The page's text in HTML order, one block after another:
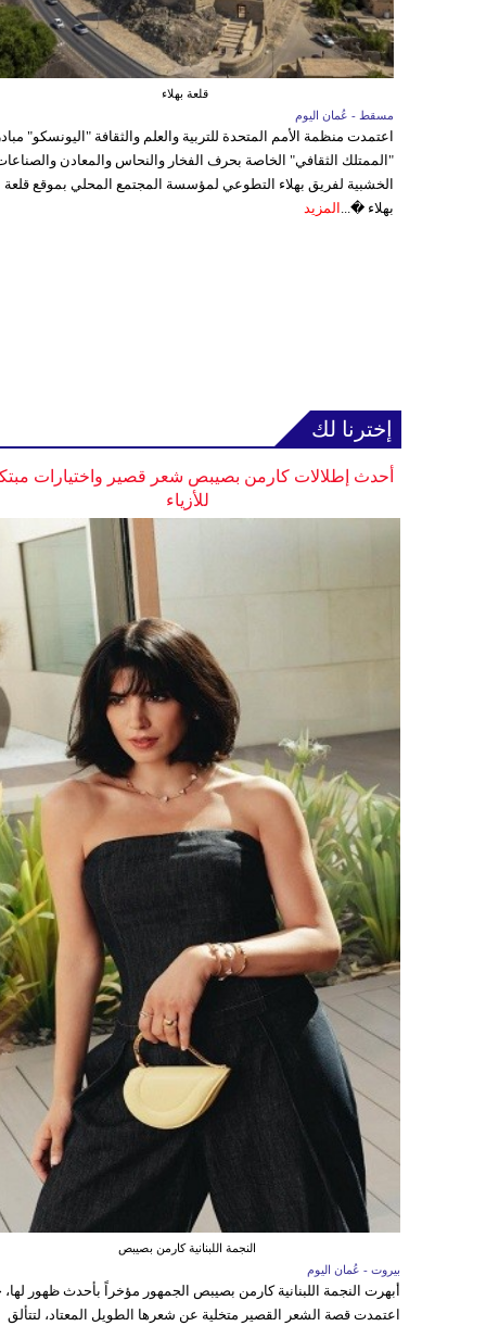
قلعة بهلاء
مسقط - عُمان اليوم
اعتمدت منظمة الأمم المتحدة للتربية والعلم والثقافة "اليونسكو"
"الممتلك الثقافي" الخاصة بحرف الفخار والنحاس والمعادن
الخشبية لفريق بهلاء التطوعي لمؤسسة المجتمع المحلي بموقع قلعة
بهلاء �... المزيد
إخترنا لك
أحدث إطلالات كارمن بصيبص شعر قصير واختيارات
للأزياء
النجمة اللبنانية كارمن بصيبص
بيروت - عُمان اليوم
أبهرت النجمة اللبنانية كارمن بصيبص الجمهور مؤخراً بأحدث ظهور
اعتمدت قصة الشعر القصير متخلية عن شعرها الطويل المعتاد، لتتألق